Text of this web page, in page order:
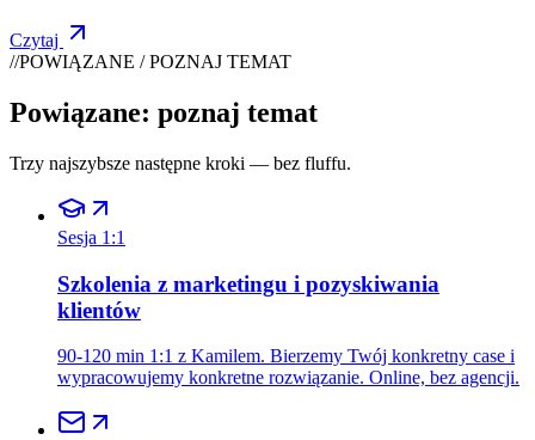
Czytaj
//POWIĄZANE / POZNAJ TEMAT
Powiązane: poznaj temat
Trzy najszybsze następne kroki — bez fluffu.
Sesja 1:1
Szkolenia z marketingu i pozyskiwania
klientów
90-120 min 1:1 z Kamilem. Bierzemy Twój konkretny case i
wypracowujemy konkretne rozwiązanie. Online, bez agencji.